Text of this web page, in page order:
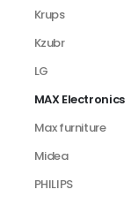
Krups
Kzubr
LG
MAX Electronics
Max furniture
Midea
PHILIPS